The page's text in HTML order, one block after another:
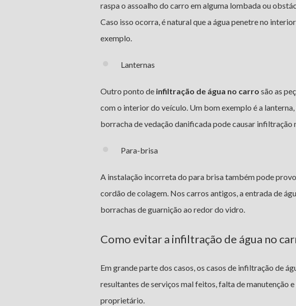
raspa o assoalho do carro em alguma lombada ou
Caso isso ocorra, é natural que a água penetre no
exemplo.
Lanternas
Outro ponto de infiltração de água no carro são as
com o interior do veículo. Um bom exemplo é a
borracha de vedação danificada pode causar infiltração
Para-brisa
A instalação incorreta do para brisa também pode
cordão de colagem. Nos carros antigos, a entrada de
borrachas de guarnição ao redor do vidro.
Como evitar a infiltração de água no
Em grande parte dos casos, os casos de infiltração de
resultantes de serviços mal feitos, falta de manutenção
proprietário.